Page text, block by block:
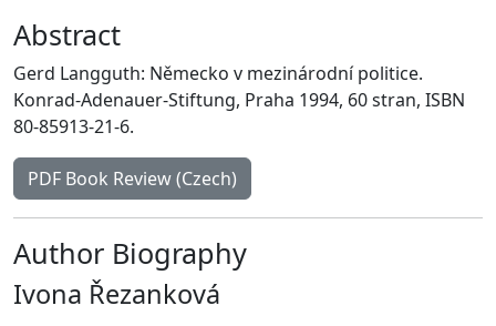
Abstract
Gerd Langguth: Německo v mezinárodní politice.
Konrad-Adenauer-Stiftung, Praha 1994, 60 stran, ISBN
80-85913-21-6.
PDF Book Review (Czech)
Author Biography
Ivona Řezanková